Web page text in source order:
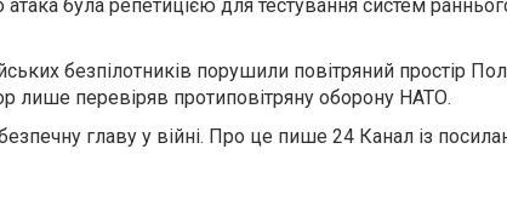
була репетицією для тестування систем
безпілотників порушили повітряний простір
лише перевіряв протиповітряну оборону НАТО.
главу у війні. Про це пише 24 Канал із